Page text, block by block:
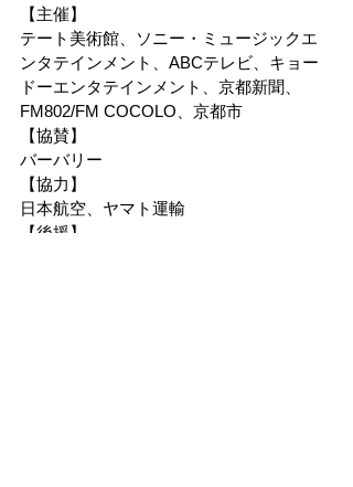
【主催】
テート美術館、ソニー・ミュージックエ
ンタテインメント、ABCテレビ、キョー
ドーエンタテインメント、京都新聞、
FM802/FM COCOLO、京都市
【協賛】
バーバリー
【協力】
日本航空、ヤマト運輸
【後援】